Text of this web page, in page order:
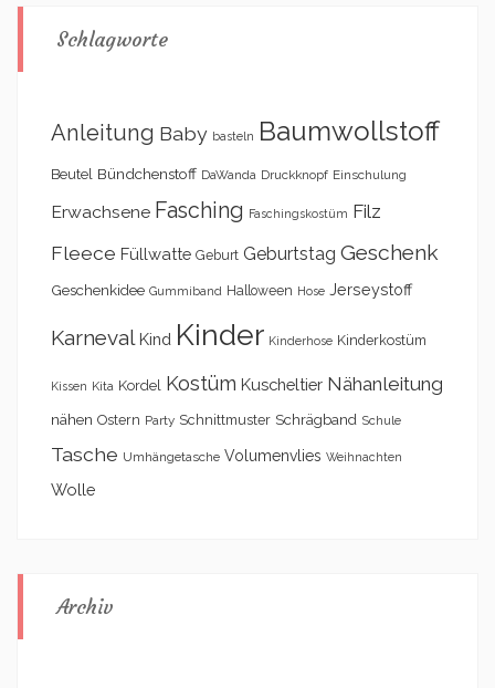
Schlagworte
Anleitung Baby basteln Baumwollstoff
Beutel Bündchenstoff DaWanda Druckknopf Einschulung
Erwachsene Fasching Faschingskostüm Filz
Fleece Füllwatte Geburt Geburtstag Geschenk
Geschenkidee Gummiband Halloween Hose Jerseystoff
Karneval Kind Kinder Kinderhose Kinderkostüm
Kissen Kita Kordel Kostüm Kuscheltier Nähanleitung
nähen Ostern Party Schnittmuster Schrägband Schule
Tasche Umhängetasche Volumenvlies Weihnachten
Wolle
Archiv